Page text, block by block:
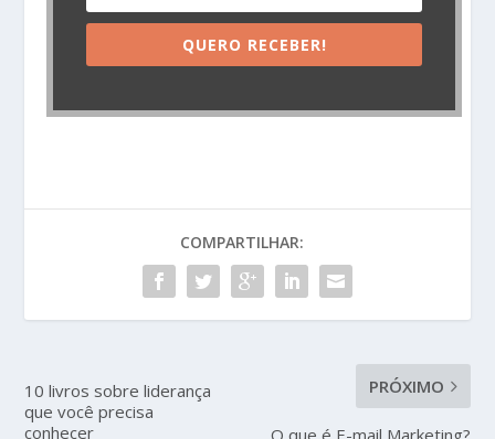
QUERO RECEBER!
COMPARTILHAR:
10 livros sobre liderança
que você precisa
conhecer
PRÓXIMO